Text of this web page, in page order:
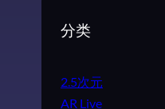
分类
2.5次元
AR Live